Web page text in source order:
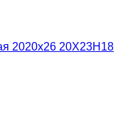
2020х26 20Х23Н18